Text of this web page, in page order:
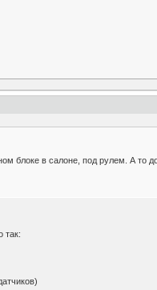
блоке в салоне, под рулем. А то
так: